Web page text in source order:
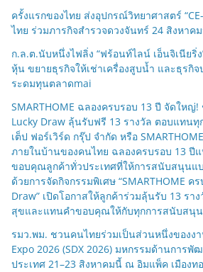
ครั้งแรกของไทย ส่งอุปกรณ์วิทยาศาสตร์
ไทย ร่วมภารกิจสำรวจดวงจันทร์ 24 สิงหาค
ก.ล.ต.นับหนึ่งไฟลิ่ง “ฟร้อนท์ไลน์ เอ็นจิเนียริ่
หุ้น ขยายธุรกิจให้เช่าเครื่องสูบน้ำ และธุรกิ
ระดมทุนตลาดmai
SMARTHOME ฉลองครบรอบ 13 ปี จัดใหญ่
Lucky Draw ลุ้นรับฟรี 13 รางวัล ตอบแทนทุ
เต็ป ฟอร์เวิร์ด กรุ๊ป จำกัด หรือ
ภายในบ้านของคนไทย ฉลองครบรอบ 13 ปีแ
ขอบคุณลูกค้าทั่วประเทศที่ให้การสนับสนุนแ
ด้วยการจัดกิจกรรมพิเศษ “SMARTHOME ค
Draw” เปิดโอกาสให้ลูกค้าร่วมลุ้นรับ 13 รา
สุขและแทนคำขอบคุณให้กับทุกการสนับสนุน
รมว.พม. ชวนคนไทยร่วมเป็นส่วนหนึ่งของง
Expo 2026 (SDX 2026) มหกรรมด้านการ
ประเทศ 21–23 สิงหาคมนี้ ณ อิมแพ็ค เมืองท